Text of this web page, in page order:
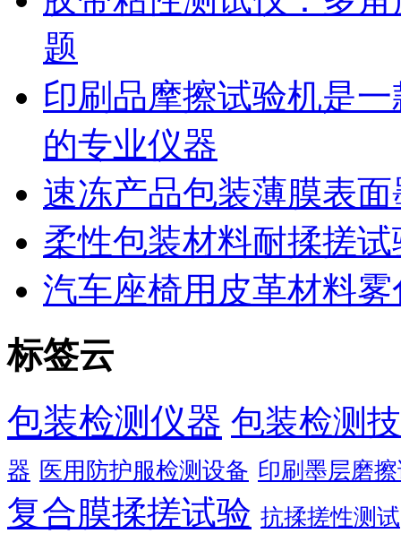
题
印刷品摩擦试验机是
的专业仪器
速冻产品包装薄膜表
柔性包装材料耐揉搓
汽车座椅用皮革材料
标签云
包装检测仪器 包装检测
器 医用防护服检测设备 印刷墨层磨
复合膜揉搓试验 抗揉搓性测试